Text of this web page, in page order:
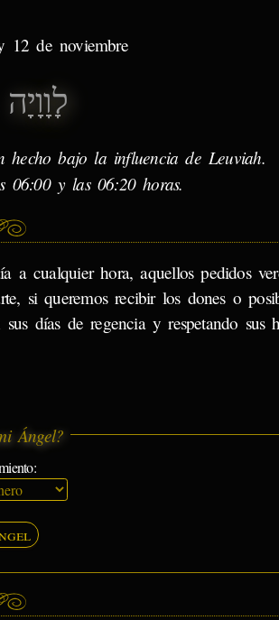
12 de noviembre
לָוָוָיָה
bajo la influencia de Leuviah.
06:00 y las 06:20 horas.
cualquier hora, aquellos pedidos
si queremos recibir los dones o
días de regencia y respetando sus
Ángel?